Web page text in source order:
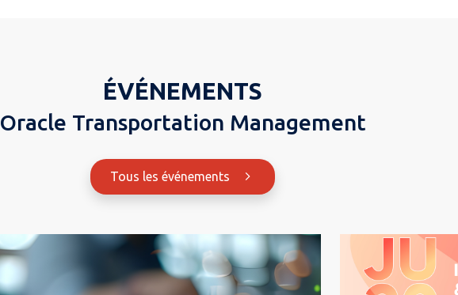
ÉVÉNEMENTS
Oracle Transportation Management
Tous les événements